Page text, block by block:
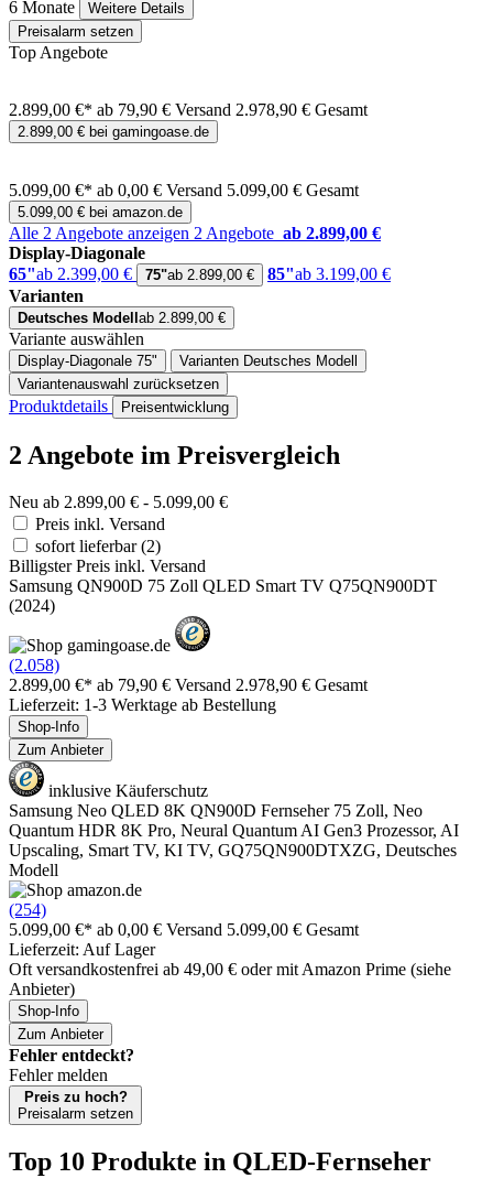
6 Monate
Weitere Details
Preisalarm setzen
Top Angebote
2.899,00 €* ab 79,90 € Versand 2.978,90 € Gesamt
2.899,00 € bei gamingoase.de
5.099,00 €* ab 0,00 € Versand 5.099,00 € Gesamt
5.099,00 € bei amazon.de
Alle 2 Angebote anzeigen 2 Angebote ab 2.899,00 €
Display-Diagonale
65"ab 2.399,00 € 75"ab 2.899,00 € 85"ab 3.199,00 €
Varianten
Deutsches Modell ab 2.899,00 €
Variante auswählen
Display-Diagonale 75" Varianten Deutsches Modell
Variantenauswahl zurücksetzen
Produktdetails Preisentwicklung
2 Angebote im Preisvergleich
Neu ab 2.899,00 € - 5.099,00 €
Preis inkl. Versand
sofort lieferbar(2)
Billigster Preis inkl. Versand
Samsung QN900D 75 Zoll QLED Smart TV Q75QN900DT
(2024)
(2.058)
2.899,00 €* ab 79,90 € Versand 2.978,90 € Gesamt
Lieferzeit: 1-3 Werktage ab Bestellung
Shop-Info
Zum Anbieter
inklusive Käuferschutz
Samsung Neo QLED 8K QN900D Fernseher 75 Zoll, Neo
Quantum HDR 8K Pro, Neural Quantum AI Gen3 Prozessor, AI
Upscaling, Smart TV, KI TV, GQ75QN900DTXZG, Deutsches
Modell
(254)
5.099,00 €* ab 0,00 € Versand 5.099,00 € Gesamt
Lieferzeit: Auf Lager
Oft versandkostenfrei ab 49,00 € oder mit Amazon Prime (siehe
Anbieter)
Shop-Info
Zum Anbieter
Fehler entdeckt?
Fehler melden
Preis zu hoch?
Preisalarm setzen
Top 10 Produkte in QLED-Fernseher